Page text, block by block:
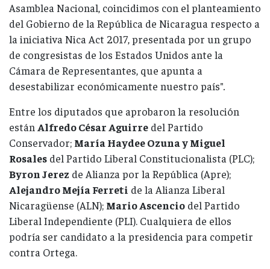
Asamblea Nacional, coincidimos con el planteamiento
del Gobierno de la República de Nicaragua respecto a
la iniciativa Nica Act 2017, presentada por un grupo
de congresistas de los Estados Unidos ante la
Cámara de Representantes, que apunta a
desestabilizar económicamente nuestro país".
Entre los diputados que aprobaron la resolución
están Alfredo César Aguirre del Partido
Conservador; María Haydee Ozuna y Miguel
Rosales del Partido Liberal Constitucionalista (PLC);
Byron Jerez de Alianza por la República (Apre);
Alejandro Mejía Ferreti de la Alianza Liberal
Nicaragüense (ALN); Mario Ascencio del Partido
Liberal Independiente (PLI). Cualquiera de ellos
podría ser candidato a la presidencia para competir
contra Ortega.